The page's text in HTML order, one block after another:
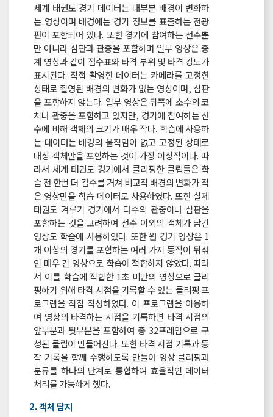
세계 태권도 경기 데이터는 대부분 배경이 변화하
는 영상이며 배경에는 경기 정보를 표출하는 전광
판이 포함되어 있다. 또한 경기에 참여하는 선수뿐
만 아니라 심판과 관중을 포함하며 일부 영상은 중
계 영상과 같이 점수표와 타격 부위 및 타격 강도가
표시된다. 직접 촬영한 데이터는 카메라를 고정한
상태로 촬영된 배경의 변화가 없는 영상이며, 심판
을 포함하지 않는다. 일부 영상은 뒤쪽에 소수의 코
치나 관중을 포함하고 있지만, 경기에 참여하는 선
수에 비해 객체의 크기가 매우 작다. 학습에 사용하
는 데이터는 배경의 움직임이 없고 고정된 상태로
대상 객체만을 포함하는 것이 가장 이상적이다. 따
라서 세계 태권도 경기에서 클리핑한 클립들은 학
습 전 한번 더 검수를 거쳐 비교적 배경의 변화가 적
은 영상만을 학습 데이터로 사용하였다. 또한 실제
태권도 겨루기 경기에서 다수의 관중이나 심판을
포함하는 것을 고려하여 선수 이외의 객체가 담긴
영상도 학습에 사용하였다. 또한 원 경기 영상은 1
개 이상의 경기를 포함하는 여러 가지 동작이 뒤섞
인 매우 긴 영상으로 학습에 적합하지 않았다. 따라
서 이를 학습에 적합한 1초 미만의 영상으로 클리
핑하기 위해 타격 시점을 기록할 수 있는 클리핑 프
로그램을 직접 작성하였다. 이 프로그램을 이용하
여 영상의 타격하는 시점을 기록하면 타격 시점의
앞부분과 뒷부분을 포함하여 총 32프레임으로 구
성된 클립이 만들어진다. 또한 타격 시점 기록과 동
작 기록을 함께 수행하도록 만들어 영상 클리핑과
분류를 하나의 단계로 통합하여 효율적인 데이터
처리를 가능하게 했다.
2. 객체 탐지